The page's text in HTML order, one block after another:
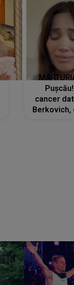
cancer
Berkovich,